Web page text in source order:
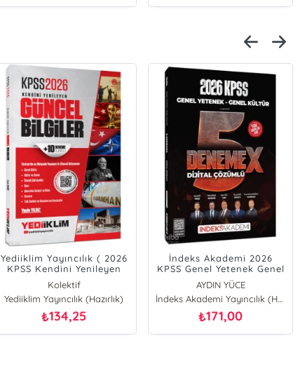
Yediiklim Yayıncılık ( 2026
KPSS Kendini Yenileyen
Güncel Bilgiler + 10
Deneme İlaveli
Kolektif
Yediiklim Yayıncılık (Hazırlık)
₺134,25
İndeks Akademi 2026
KPSS Genel Yetenek Genel
Kültür 5 DenemeX
Çözümlü
AYDIN YÜCE
Alican Demir
EMRAH VAHAP ÖZKARACA
İndeks Akademi Yayıncılık (Hazırlık)
₺171,00